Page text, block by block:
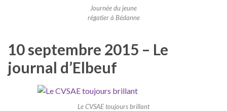
Journée du jeune
régatier à Bédanne
10 septembre 2015 – Le
journal d’Elbeuf
Le CVSAE toujours brillant